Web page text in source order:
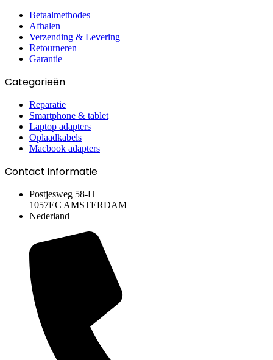
Betaalmethodes
Afhalen
Verzending & Levering
Retourneren
Garantie
Categorieën
Reparatie
Smartphone & tablet
Laptop adapters
Oplaadkabels
Macbook adapters
Contact informatie
Postjesweg 58-H
1057EC AMSTERDAM
Nederland